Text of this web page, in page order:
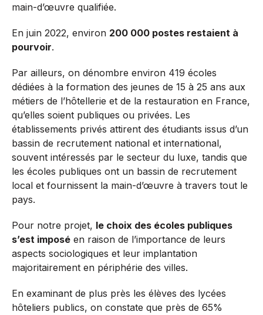
main-d’œuvre qualifiée.
En juin 2022, environ 200 000 postes restaient à
pourvoir.
Par ailleurs, on dénombre environ 419 écoles
dédiées à la formation des jeunes de 15 à 25 ans aux
métiers de l’hôtellerie et de la restauration en France,
qu’elles soient publiques ou privées. Les
établissements privés attirent des étudiants issus d’un
bassin de recrutement national et international,
souvent intéressés par le secteur du luxe, tandis que
les écoles publiques ont un bassin de recrutement
local et fournissent la main-d’œuvre à travers tout le
pays.
Pour notre projet, le choix des écoles publiques
s’est imposé en raison de l’importance de leurs
aspects sociologiques et leur implantation
majoritairement en périphérie des villes.
En examinant de plus près les élèves des lycées
hôteliers publics, on constate que près de 65%